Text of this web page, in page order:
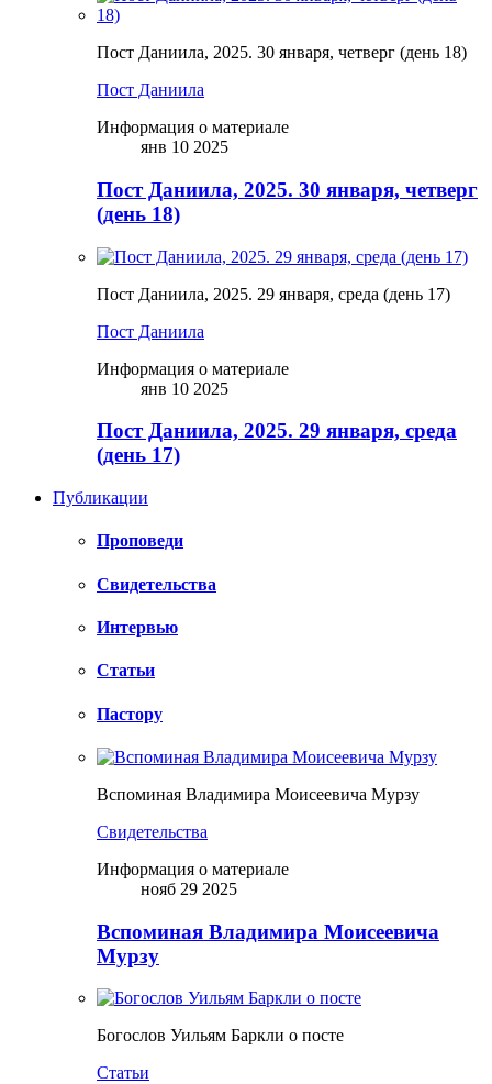
Пост Даниила, 2025. 30 января, четверг (день 18)
Пост Даниила
Информация о материале
янв 10 2025
Пост Даниила, 2025. 30 января, четверг
(день 18)
Пост Даниила, 2025. 29 января, среда (день 17)
Пост Даниила
Информация о материале
янв 10 2025
Пост Даниила, 2025. 29 января, среда
(день 17)
Публикации
Проповеди
Свидетельства
Интервью
Статьи
Пастору
Вспоминая Владимира Моисеевича Мурзу
Свидетельства
Информация о материале
нояб 29 2025
Вспоминая Владимира Моисеевича
Мурзу
Богослов Уильям Баркли о посте
Статьи